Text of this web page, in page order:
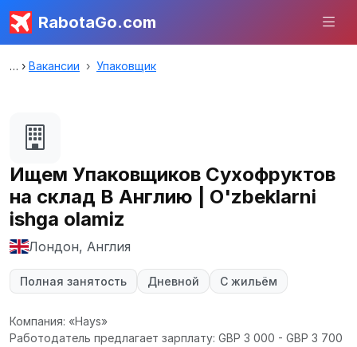
RabotaGo.com
Вакансии Упаковщик
Ищем Упаковщиков Сухофруктов
на склад В Англию | O'zbeklarni
ishga olamiz
Лондон, Англия
Полная занятость Дневной С жильём
Компания: «Hays»
Работодатель предлагает зарплату: GBP 3 000 - GBP 3 700